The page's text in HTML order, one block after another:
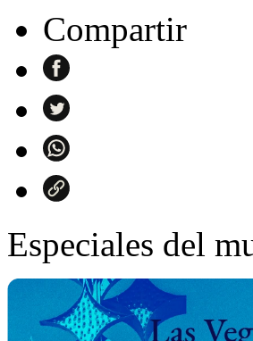
Compartir
Especiales del